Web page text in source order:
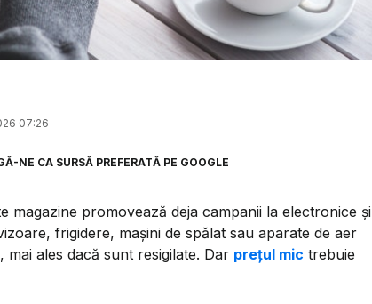
07:26
NE CA SURSĂ PREFERATĂ PE GOOGLE
promovează deja campanii la electronice și
frigidere, mașini de spălat sau aparate de aer
ales dacă sunt resigilate. Dar prețul mic trebuie